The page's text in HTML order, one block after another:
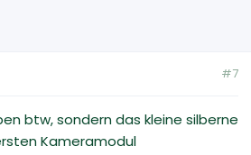
#7
btw, sondern das kleine silberne
Kameramodul